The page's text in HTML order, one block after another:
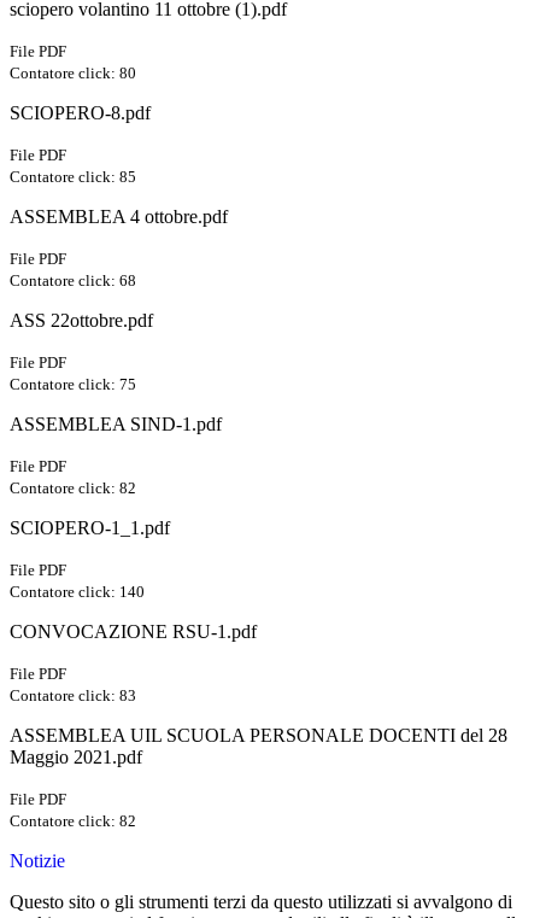
sciopero volantino 11 ottobre (1).pdf
File PDF
Contatore click: 80
SCIOPERO-8.pdf
File PDF
Contatore click: 85
ASSEMBLEA 4 ottobre.pdf
File PDF
Contatore click: 68
ASS 22ottobre.pdf
File PDF
Contatore click: 75
ASSEMBLEA SIND-1.pdf
File PDF
Contatore click: 82
SCIOPERO-1_1.pdf
File PDF
Contatore click: 140
CONVOCAZIONE RSU-1.pdf
File PDF
Contatore click: 83
ASSEMBLEA UIL SCUOLA PERSONALE DOCENTI del 28
Maggio 2021.pdf
File PDF
Contatore click: 82
Notizie
Questo sito o gli strumenti terzi da questo utilizzati si avvalgono di